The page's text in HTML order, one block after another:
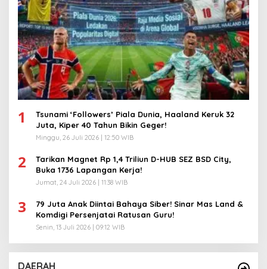
1
Tsunami ‘Followers’ Piala Dunia, Haaland Keruk 32
Juta, Kiper 40 Tahun Bikin Geger!
Minggu, 26 Juli 2026 | 12:50 WIB
2
Tarikan Magnet Rp 1,4 Triliun D-HUB SEZ BSD City,
Buka 1736 Lapangan Kerja!
Jumat, 24 Juli 2026 | 11:38 WIB
3
79 Juta Anak Diintai Bahaya Siber! Sinar Mas Land &
Komdigi Persenjatai Ratusan Guru!
Senin, 13 Juli 2026 | 09:12 WIB
DAERAH